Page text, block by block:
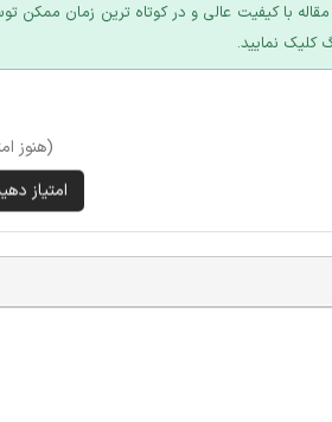
با کیفیت عالی و در کوتاه ترین زمان
کلیک نمایید.
(هنوز